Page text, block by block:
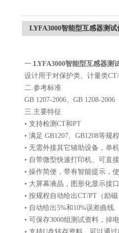
LYFA3000智能型互感器测试
一.LYFA3000智能型互感器测
设计用于对保护类、计量类
二.参考标准
GB 1207-2006、GB 1208-2006
三.主要特征
• 支持检测CT和PT
• 满足 GB1207、GB1208等规
• 无需外接其它辅助设备，单
• 自带微型快速打印机、可直
• 操作简便，带有智能提示，
• 大屏幕液晶，图形化显示接
• 按规程自动给出CT/PT（励
• 自动给出5%和10%误差曲线.
• 可保存3000组测试资料，掉